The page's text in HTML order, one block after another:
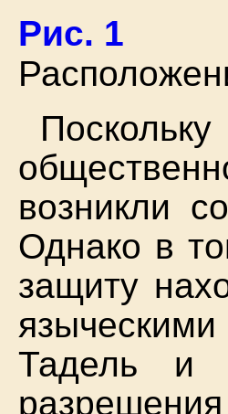
Рис. 1
возникли
Однако в
защиту
Тадель и